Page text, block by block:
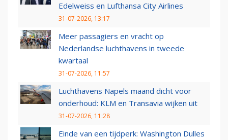
Edelweiss en Lufthansa City Airlines
31-07-2026, 13:17
Meer passagiers en vracht op
Nederlandse luchthavens in tweede
kwartaal
31-07-2026, 11:57
Luchthavens Napels maand dicht voor
onderhoud: KLM en Transavia wijken uit
31-07-2026, 11:28
Einde van een tijdperk: Washington Dulles